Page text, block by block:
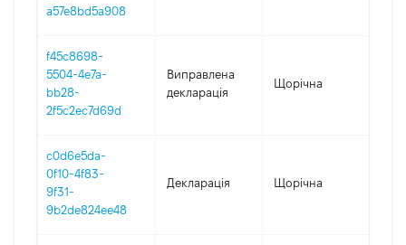
a57e8bd5a908
f45c8698-
5504-4e7a-
bb28-
2f5c2ec7d69d
Виправлена
декларація
Щорічна
c0d6e5da-
0f10-4f83-
9f31-
9b2de824ee48
Декларація Щорічна